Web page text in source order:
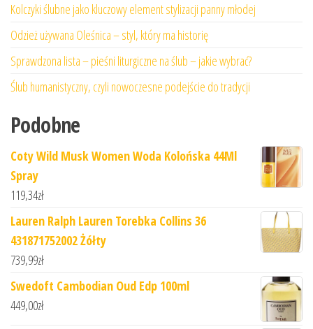
Kolczyki ślubne jako kluczowy element stylizacji panny młodej
Odzież używana Oleśnica – styl, który ma historię
Sprawdzona lista – pieśni liturgiczne na ślub – jakie wybrać?
Ślub humanistyczny, czyli nowoczesne podejście do tradycji
Podobne
Coty Wild Musk Women Woda Kolońska 44Ml
Spray
119,34zł
Lauren Ralph Lauren Torebka Collins 36
431871752002 Żółty
739,99zł
Swedoft Cambodian Oud Edp 100ml
449,00zł